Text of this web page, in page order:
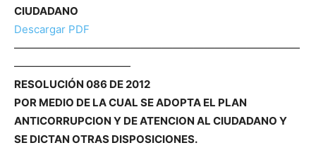
CIUDADANO
Descargar PDF
———————————————————————————
———————————
RESOLUCIÓN 086 DE 2012
POR MEDIO DE LA CUAL SE ADOPTA EL PLAN
ANTICORRUPCION Y DE ATENCION AL CIUDADANO Y
SE DICTAN OTRAS DISPOSICIONES.